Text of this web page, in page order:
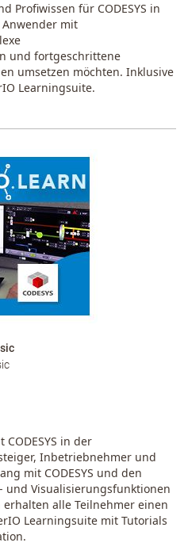
Profiwissen für CODESYS in
Anwender mit
und fortgeschrittene
umsetzen möchten. Inklusive
Learningsuite.
in der
Inbetriebnehmer und
mit CODESYS und den
und Visualisierungsfunktionen
alle Teilnehmer einen
Learningsuite mit Tutorials